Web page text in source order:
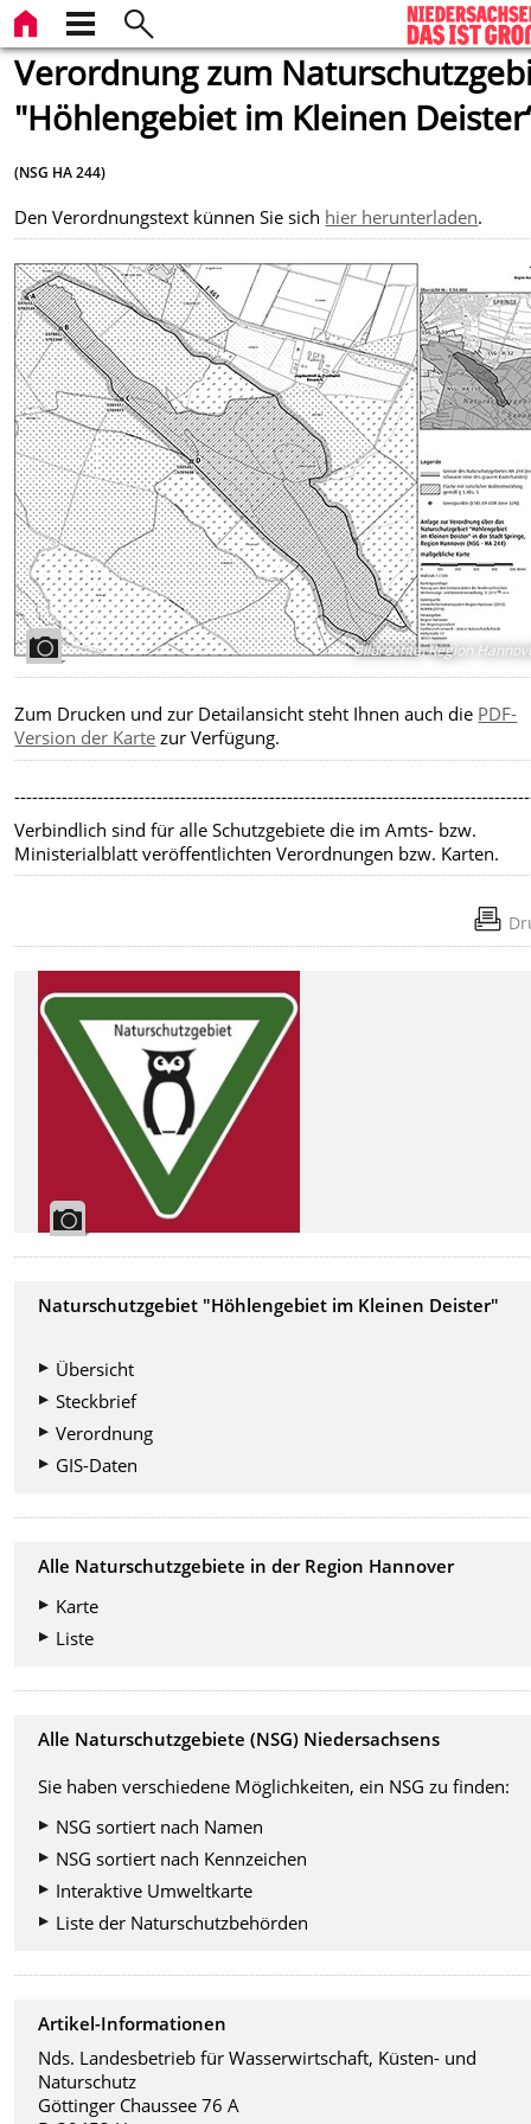
Verordnung zum
"Höhlengebiet im Kleinen
(NSG HA 244)
Den Verordnungstext künnen Sie sich hier herunterladen.
Bildrechte:Region
Zum Drucken und zur Detailansicht steht Ihnen auch die PDF-
Version der Karte zur Verfügung.
Verbindlich sind für alle Schutzgebiete die im Amts- bzw.
Ministerialblatt veröffentlichten Verordnungen bzw. Karten.
Naturschutzgebiet "Höhlengebiet im Kleinen Deister"
Übersicht
Steckbrief
Verordnung
GIS-Daten
Alle Naturschutzgebiete in der Region Hannover
Karte
Liste
Alle Naturschutzgebiete (NSG) Niedersachsens
Sie haben verschiedene Möglichkeiten, ein NSG zu finden:
NSG sortiert nach Namen
NSG sortiert nach Kennzeichen
Interaktive Umweltkarte
Liste der Naturschutzbehörden
Artikel-Informationen
Nds. Landesbetrieb für Wasserwirtschaft, Küsten- und
Naturschutz
Göttinger Chaussee 76 A